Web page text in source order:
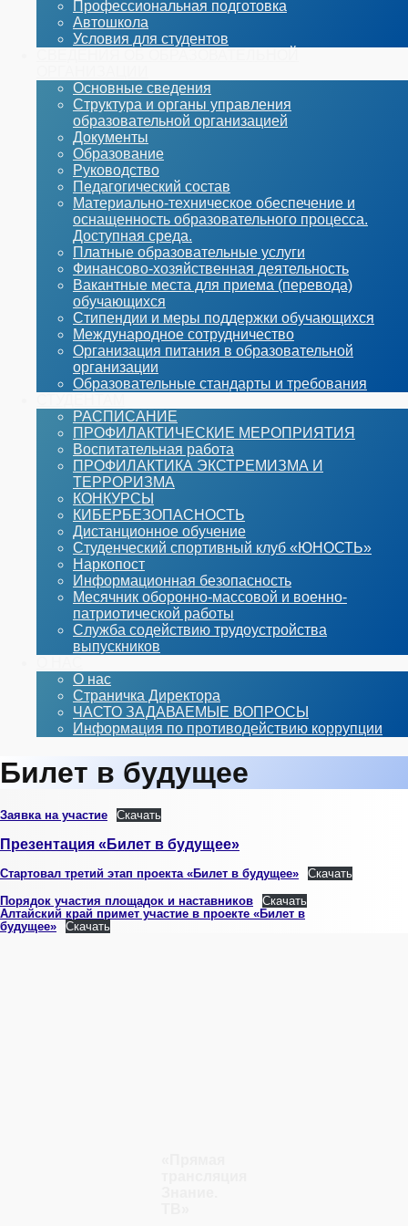
Профессиональная подготовка
Автошкола
Условия для студентов
Основные сведения
Структура и органы управления
образовательной организацией
Документы
Образование
Руководство
Педагогический состав
Материально-техническое обеспечение и
оснащенность образовательного процесса.
Доступная среда.
Платные образовательные услуги
Финансово-хозяйственная деятельность
Вакантные места для приема (перевода)
обучающихся
Стипендии и меры поддержки обучающихся
Международное сотрудничество
Организация питания в образовательной
организации
Образовательные стандарты и требования
РАСПИСАНИЕ
ПРОФИЛАКТИЧЕСКИЕ МЕРОПРИЯТИЯ
Воспитательная работа
ПРОФИЛАКТИКА ЭКСТРЕМИЗМА И
ТЕРРОРИЗМА
КОНКУРСЫ
КИБЕРБЕЗОПАСНОСТЬ
Дистанционное обучение
Студенческий спортивный клуб «ЮНОСТЬ»
Наркопост
Информационная безопасность
Месячник оборонно-массовой и военно-
патриотической работы
Служба содействию трудоустройства
выпускников
О нас
Страничка Директора
ЧАСТО ЗАДАВАЕМЫЕ ВОПРОСЫ
Информация по противодействию коррупции
Билет в будущее
Заявка на участие Скачать
Презентация «Билет в будущее»
Стартовал третий этап проекта «Билет в будущее»
Скачать
Порядок участия площадок и наставников
Скачать
Алтайский край примет участие в проекте «Билет в
будущее»
Скачать